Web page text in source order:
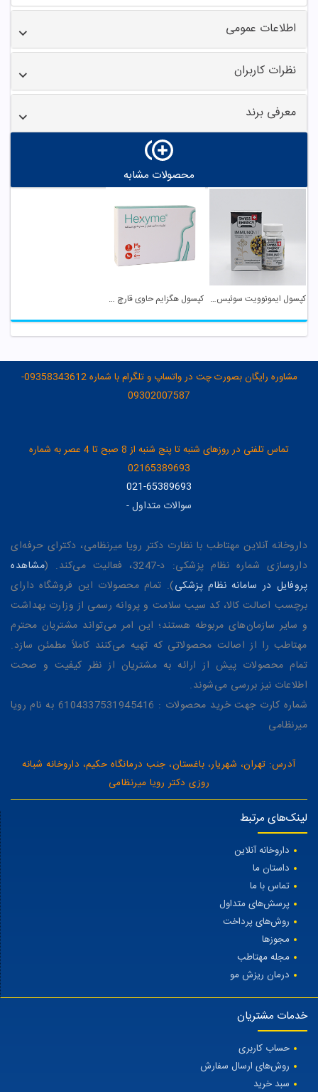
اطلاعات عمومی
نظرات کاربران
معرفی برند
محصولات مشابه
کپسول ایمونوویت سوئیس انرژی کپسول هگزایم حاوی قارچ شی تاکه اشبال شیمی
مشاوره رایگان بصورت چت در واتساپ و تلگرام با شماره 09358343612-
09302007587
تماس تلفنی در روزهای شنبه تا پنج شنبه از 8 صبح تا 4 عصر به شماره
02165389693
021-65389693
سوالات متداول-
داروخانه آنلاین مهتاطب با نظارت دکتر رویا میرنظامی، دکترای حرفه‌ای
داروسازی شماره نظام پزشکی: د-3247، فعالیت می‌کند. (
مشاهده
پروفایل در سامانه نظام پزشکی). تمام محصولات این فروشگاه دارای
برچسب اصالت کالا، کد سیب سلامت و پروانه رسمی از وزارت بهداشت
و سایر سازمان‌های مربوطه هستند؛ این امر می‌تواند مشتریان محترم
مهتاطب را از اصالت محصولاتی که تهیه می‌کنند کاملاً مطمئن سازد.
تمام محصولات پیش از ارائه به مشتریان از نظر کیفیت و صحت
اطلاعات نیز بررسی می‌شوند.
شماره کارت جهت خرید محصولات : 6104337531945416 به نام رویا
میرنظامی
آدرس: تهران، شهریار، باغستان، جنب درمانگاه حکیم، داروخانه شبانه
روزی دکتر رویا میرنظامی
لینک‌های مرتبط
داروخانه آنلاین
داستان ما
تماس با ما
پرسش‌های متداول
روش‌های پرداخت
مجوزها
مجله مهتاطب
درمان ریزش مو
خدمات مشتریان
حساب کاربری
روش‌های ارسال سفارش
سبد خرید